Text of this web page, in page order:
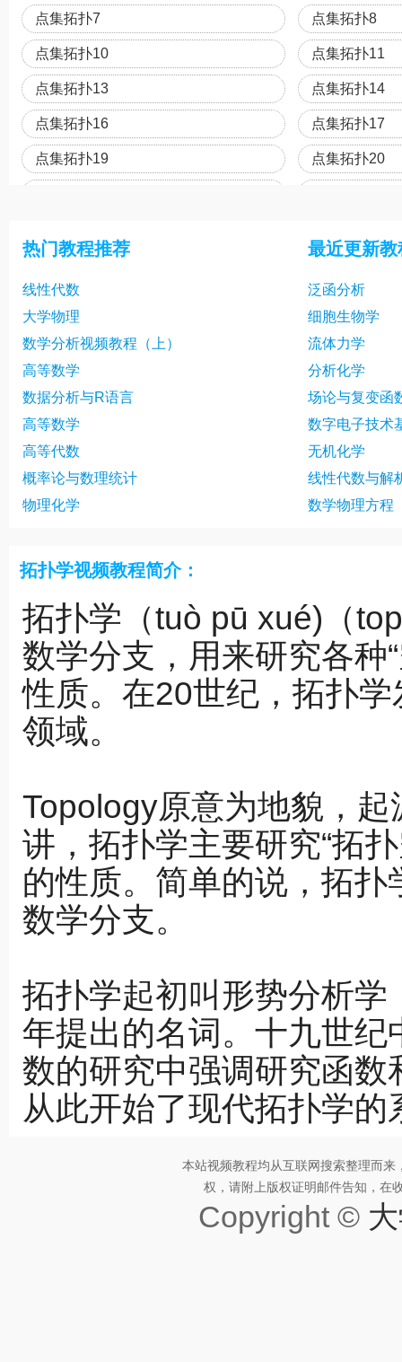
点集拓扑7 点集拓扑8
点集拓扑10 点集拓扑11
点集拓扑13 点集拓扑14
点集拓扑16 点集拓扑17
点集拓扑19 点集拓扑20
点集拓扑28
点集拓扑31 点集拓扑32
点集拓扑34 点集拓扑35
点集拓扑37 点集拓扑38
点集拓扑40
热门教程推荐
线性代数
大学物理
数学分析视频教程（上）
高等数学
数据分析与R语言
高等数学
高等代数
概率论与数理统计
物理化学
最近更新教
泛函分析
细胞生物学
流体力学
分析化学
场论与复变函
数字电子技术
无机化学
线性代数与解
数学物理方程
拓扑学视频教程简介：
拓扑学（tuò pū xué)（
数学分支，用来研究各种
性质。在20世纪，拓扑
领域。
Topology原意为地貌，
讲，拓扑学主要研究“拓
的性质。简单的说，拓
数学分支。
拓扑学起初叫形势分析
年提出的名词。十九世
数的研究中强调研究函
从此开始了现代拓扑学的
本站视频教程均从互联网搜索整理而
权，请附上版权证明邮件告知，在
Copyright ©